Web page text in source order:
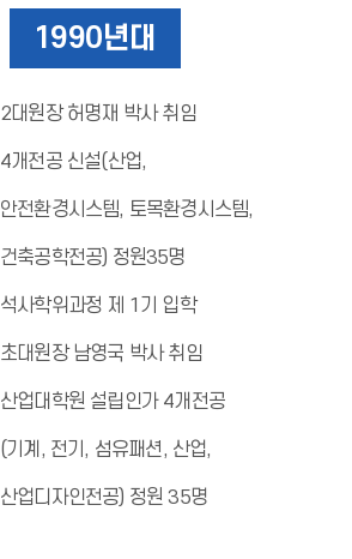
1990년대
2대원장 허명재 박사 취임
4개전공 신설(산업,
안전환경시스템, 토목환경시스템,
건축공학전공) 정원35명
석사학위과정 제 1기 입학
초대원장 남영국 박사 취임
산업대학원 설립인가 4개전공
(기계, 전기, 섬유패션, 산업,
산업디자인전공) 정원 35명